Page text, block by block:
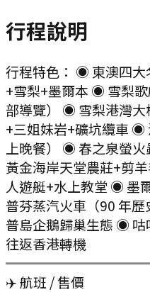
行程說明
行程特色： ◉ 東澳四大
+雪梨+墨爾本 ◉ 雪梨
部導覽） ◉ 雪梨港灣
+三姐妹岩+礦坑纜車 ◉
上晚餐） ◉ 春之泉螢
黃金海岸天堂農莊+剪
人遊艇+水上教堂 ◉ 墨
普芬蒸汽火車（90 年
普島企鵝歸巢生態 ◉
往返香港轉機
✈️ 航班 / 售價